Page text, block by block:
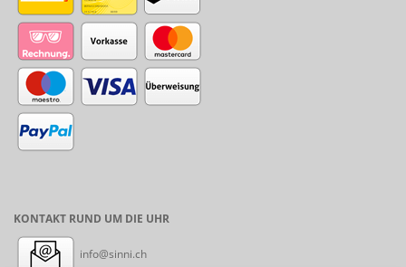
KONTAKT RUND UM DIE UHR
info@sinni.ch